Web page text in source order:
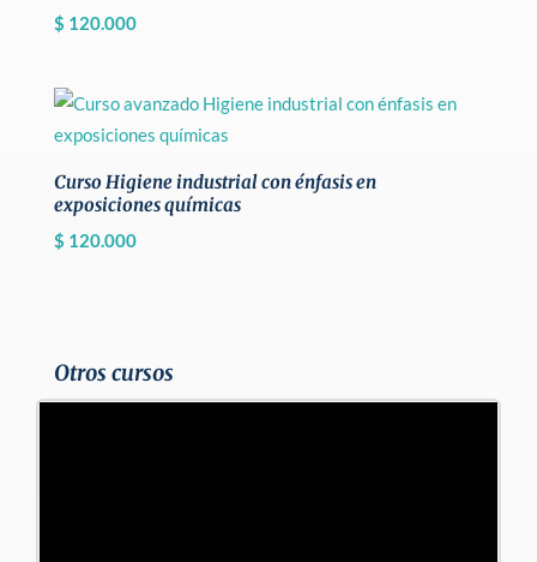
$ 120.000
Curso Higiene industrial con énfasis en
exposiciones químicas
$ 120.000
Otros cursos